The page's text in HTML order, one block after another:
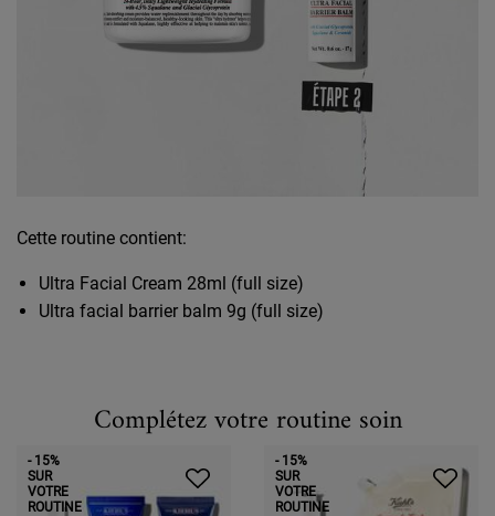
Cette routine contient:
Ultra Facial Cream 28ml (full size)
Ultra facial barrier balm 9g (full size)
Complétez votre routine soin
- 15%
SUR
VOTRE
ROUTINE
- 15%
SUR
VOTRE
ROUTINE